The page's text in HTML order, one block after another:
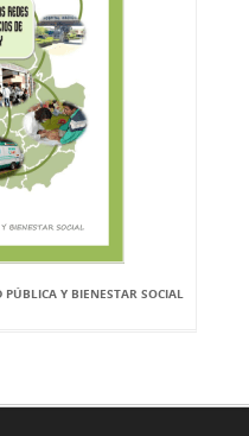
Y BIENESTAR SOCIAL